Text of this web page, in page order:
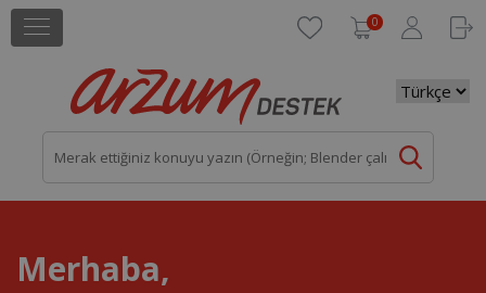
0
Merhaba,